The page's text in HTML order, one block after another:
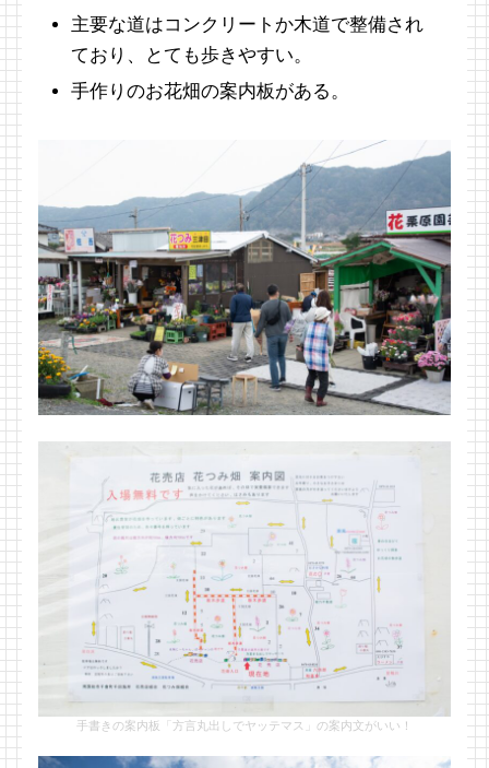
主要な道はコンクリートか木道で整備され
ており、とても歩きやすい。
手作りのお花畑の案内板がある。
手書きの案内板「方言丸出しでヤッテマス」の案内文がいい！